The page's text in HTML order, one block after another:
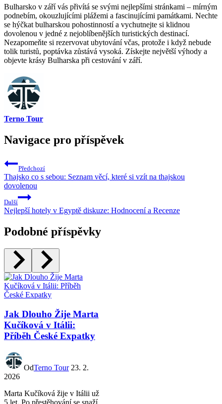
Bulharsko v září vás přivítá se svými nejlepšími stránkami – mírným
podnebím, okouzlujícími plážemi a fascinujícími památkami. Nechte
se hýčkat bulharskou pohostinností a vychutnejte si klidnou
dovolenou v jedné z nejoblíbenějších turistických destinací.
Nezapomeňte si rezervovat ubytování včas, protože i když nebude
tolik turistů, poptávka zůstává vysoká. Získejte největší výhody a
objevte krásy Bulharska při cestování v září.
Terno Tour
Navigace pro příspěvek
Předchozí
Thajsko co s sebou: Seznam věcí, které si vzít na thajskou
dovolenou
Další
Nejlepší hotely v Egyptě diskuze: Hodnocení a Recenze
Podobné příspěvky
Jak Dlouho Žije Marta
Kučíková v Itálii:
Příběh České Expatky
OdTerno Tour 23. 2.
2026
Marta Kučíková žije v Itálii už